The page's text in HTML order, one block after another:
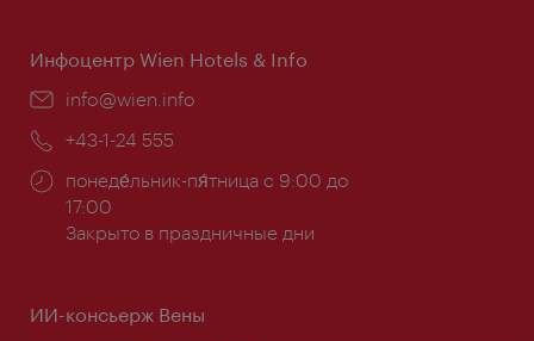
Инфоцентр Wien Hotels & Info
Эл.
info@wien.info
Телефон:
+43-1-24 555
Часы
работы:
понеде́льник-пя́тница с 9:00 до
17:00
Закрыто в праздничные дни
ИИ-консьерж Вены